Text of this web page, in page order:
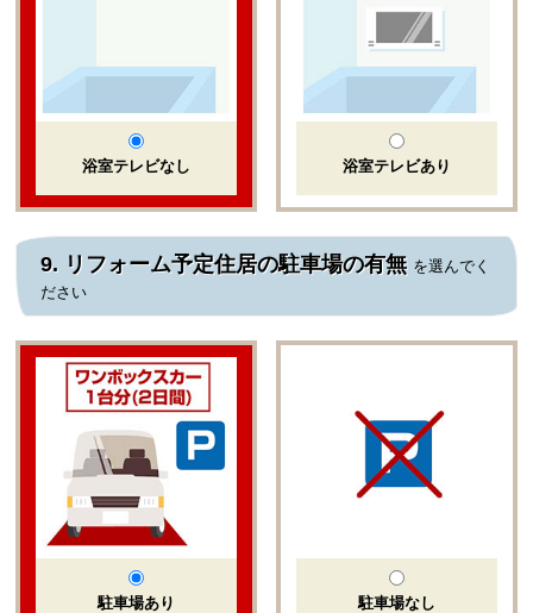
浴室テレビなし 浴室テレビあり
9. リフォーム予定住居の駐車場の有無 を選んでく
ださい
駐車場あり 駐車場なし